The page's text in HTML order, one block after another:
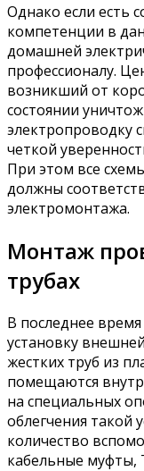
Однако если есть
компетенции в
домашней
профессионалу.
возникший от
состоянии
электропроводку
четкой
При этом все
должны
электромонтажа.
Монтаж
трубах
В последнее
установку
жестких труб из
помещаются
на специальных
облегчения такой
количество
кабельные муфты,